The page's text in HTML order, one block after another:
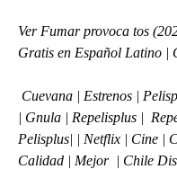
Ver Fumar provoca tos
Gratis en Español Latino |
| Gnula | Repelisplus |
Pelisplus| | Netflix | Cine |
Calidad | Mejor  | Chile